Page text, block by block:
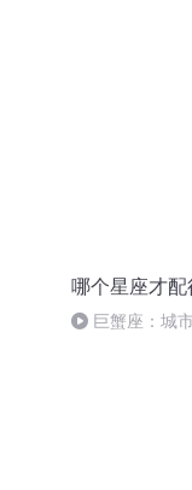
哪个星座才
巨蟹座：城